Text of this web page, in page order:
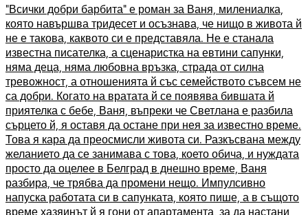
"Всички добри барбита" е роман за Ваня, милениалка,
която навършва тридесет и осъзнава, че нищо в живота й
не е такова, каквото си е представяла. Не е станала
известна писателка, а сценаристка на евтини сапунки,
няма деца, няма любовна връзка, страда от силна
тревожност, а отношенията й със семейството съвсем не
са добри. Когато на вратата й се появява бившата й
приятелка с бебе, Ваня, въпреки че Светлана е разбила
сърцето й, я оставя да остане при нея за известно време.
Това я кара да преосмисли живота си. Разкъсвана между
желанието да се занимава с това, което обича, и нуждата
просто да оцелее в Белград в днешно време, Ваня
разбира, че трябва да промени нещо. Импулсивно
напуска работата си в сапунката, която пише, а в същото
време хазяинът й я гони от апартамента, за да настани